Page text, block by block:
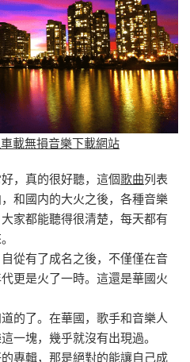
載無損音樂下載網站
，真的很好聽，這個歌曲列表
和國内的大火之後，各種音樂
家都能聽得很清楚，每天都有
從有了成名之後，不僅僅在音
更是火了一時。這還是華國火
的了。在華國，歌手和音樂人
一塊，幾乎就沒有出現過。
專輯，那是絕對的能讓自己成